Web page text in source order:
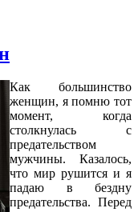
Как большинство
женщин, я помню тот
момент, когда
столкнулась с
предательством
мужчины. Казалось,
что мир рушится и я
падаю в бездну
предательства. Перед